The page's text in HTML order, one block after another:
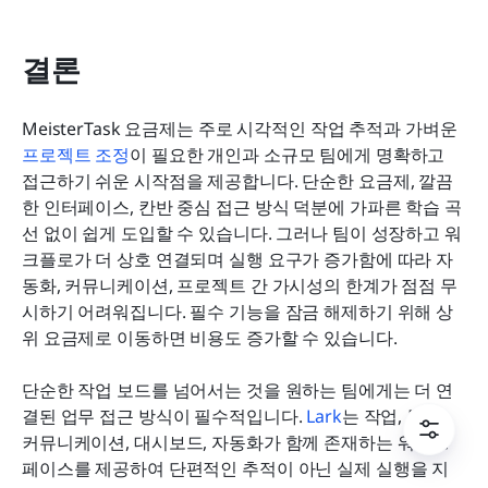
결론
프로젝트 조정이 필요한 개인과 소규모 팀에게 명확하고
접근하기 쉬운 시작점을 제공합니다. 단순한 요금제, 깔끔
한 인터페이스, 칸반 중심 접근 방식 덕분에 가파른 학습 곡
선 없이 쉽게 도입할 수 있습니다. 그러나 팀이 성장하고 워
크플로가 더 상호 연결되며 실행 요구가 증가함에 따라 자
동화, 커뮤니케이션, 프로젝트 간 가시성의 한계가 점점 무
시하기 어려워집니다. 필수 기능을 잠금 해제하기 위해 상
위 요금제로 이동하면 비용도 증가할 수 있습니다.
단순한 작업 보드를 넘어서는 것을 원하는 팀에게는 더 연
결된 업무 접근 방식이 필수적입니다. Lark는 작업, 문서,
커뮤니케이션, 대시보드, 자동화가 함께 존재하는 워크스
페이스를 제공하여 단편적인 추적이 아닌 실제 실행을 지